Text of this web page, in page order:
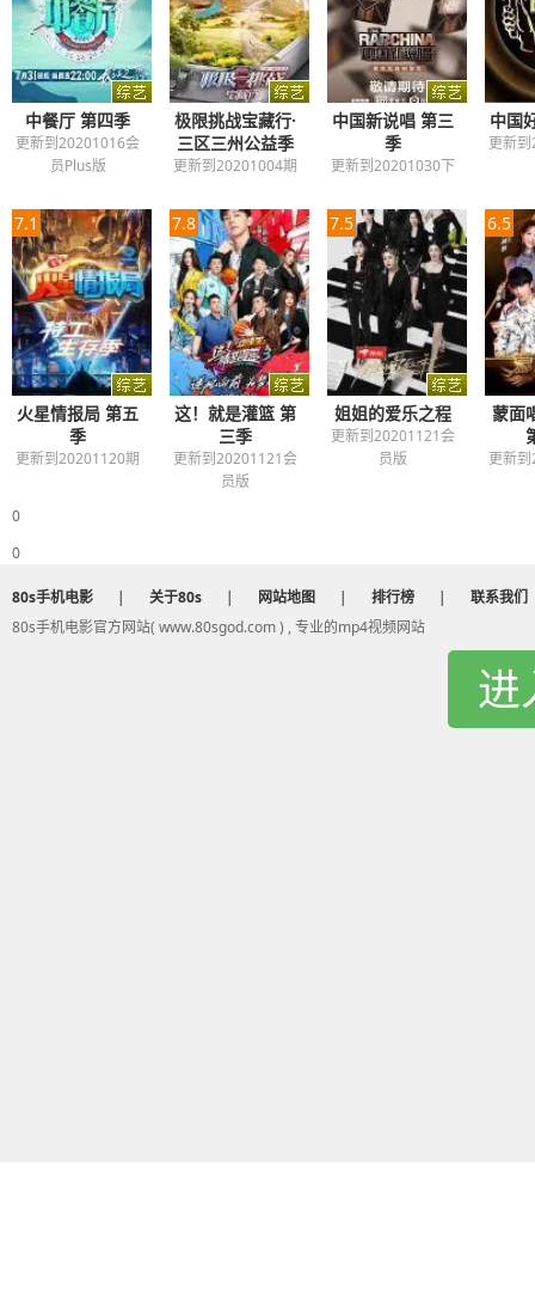
中餐厅 第四季
更新到20201016会
员Plus版
极限挑战宝藏行·
三区三州公益季
更新到20201004期
中国新说唱 第三
季
更新到20201030下
中国
更新
7.1
火星情报局 第五
季
更新到20201120期
7.8
这！就是灌篮 第
三季
更新到20201121会
员版
7.5
姐姐的爱乐之程
更新到20201121会
员版
6.5
蒙面
更新
0
0
80s手机电影 | 关于80s | 网站地图 | 排行榜 |
联系我们
80s手机电影官方网站( www.80sgod.com ) , 专业的mp4视频网站
进